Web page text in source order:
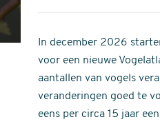
stars
of
stars
In december 2026
voor een nieuwe
aantallen van vogels
veranderingen goed te
eens per circa 15 jaar